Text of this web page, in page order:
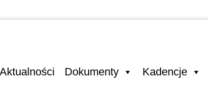
Aktualności Dokumenty Kadencje